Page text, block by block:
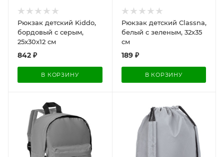
Рюкзак детский Kiddo,
бордовый с серым,
25x30x12 см
842 ₽
В КОРЗИНУ
Рюкзак детский Classna,
белый с зеленым, 32х35
см
189₽
В КОРЗИНУ